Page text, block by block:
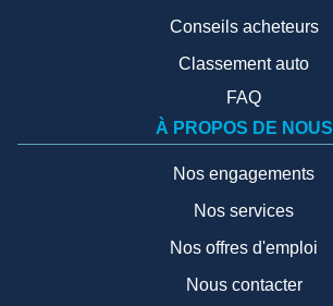
Conseils acheteurs
Classement auto
FAQ
À PROPOS DE NOUS
Nos engagements
Nos services
Nos offres d'emploi
Nous contacter